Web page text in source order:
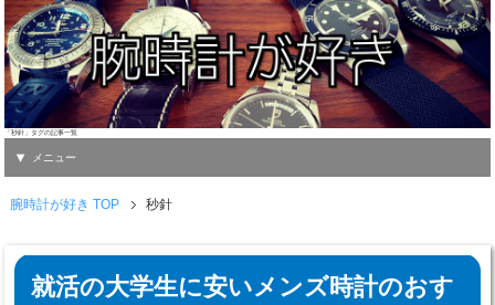
「秒針」タグの記事一覧
メニュー
腕時計が好き TOP 秒針
就活の大学生に安いメンズ時計のおす